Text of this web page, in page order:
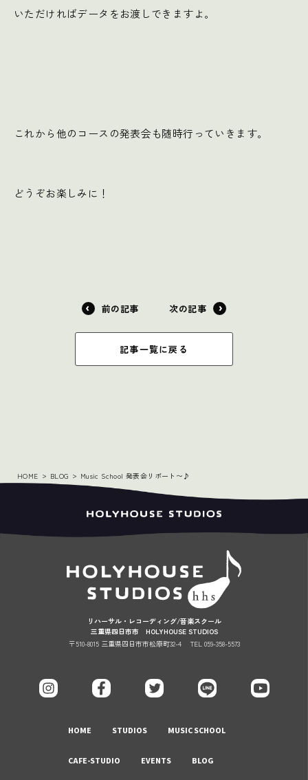
いただければデータをお渡しできますよ。
これから他のコースの発表会も随時行っていきます。
どうぞお楽しみに！
前の記事
記事一覧に戻る
次の記事
HOME BLOG Music School 発表会リポート〜♪
リハーサル・レコーディング/音楽スクール
三重県四日市市 HOLYHOUSE STUDIOS
〒510-8015 三重県四日市市松原町32-4
TEL 059-358-5573
HOME STUDIOS MUSIC SCHOOL
CAFE-STUDIO EVENTS BLOG